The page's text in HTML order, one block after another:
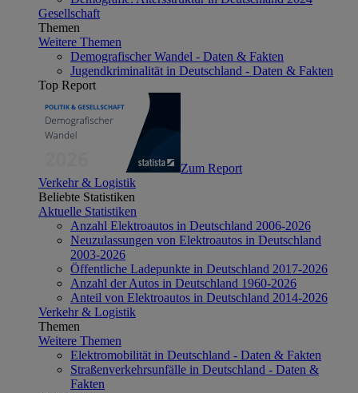
Gesellschaft
Themen
Weitere Themen
Demografischer Wandel - Daten & Fakten
Jugendkriminalität in Deutschland - Daten & Fakten
Top Report
Zum Report
Verkehr & Logistik
Beliebte Statistiken
Aktuelle Statistiken
Anzahl Elektroautos in Deutschland 2006-2026
Neuzulassungen von Elektroautos in Deutschland
2003-2026
Öffentliche Ladepunkte in Deutschland 2017-2026
Anzahl der Autos in Deutschland 1960-2026
Anteil von Elektroautos in Deutschland 2014-2026
Verkehr & Logistik
Themen
Weitere Themen
Elektromobilität in Deutschland - Daten & Fakten
Straßenverkehrsunfälle in Deutschland - Daten &
Fakten